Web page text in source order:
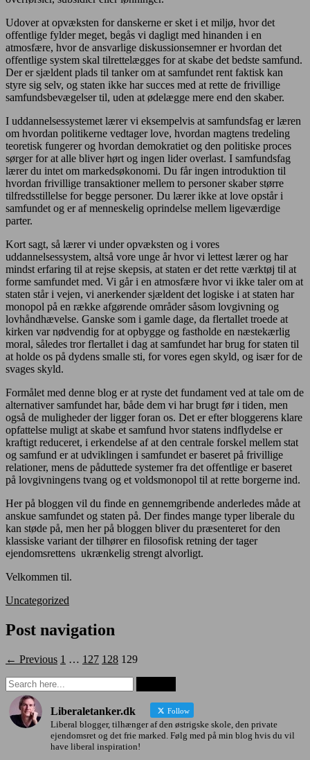
Udover at opvæksten for danskerne er sket i et miljø, hvor det
offentlige fylder meget, begås vi dagligt med hinanden i en
atmosfære, hvor de ansvarlige diskussionsemner er hvordan det
offentlige system skal tilrettelægges for at skabe det bedste samfund.
Der er sjældent plads til tanker om at samfundet rent faktisk kan
styre sig selv, og staten ikke har succes med at rette de frivillige
samfundsbevægelser til, uden at ødelægge mere end den skaber.
I uddannelsessystemet lærer vi eksempelvis at samfundsfag er læren
om hvordan politikerne vedtager love, hvordan magtens tredeling
teoretisk fungerer og hvordan demokratiet og den politiske proces
sørger for at alle bliver hørt og ingen lider overlast. I samfundsfag
lærer du intet om markedsøkonomi. Du får ingen introduktion til
hvordan frivillige transaktioner mellem to personer skaber større
tilfredsstillelse for begge personer. Du lærer ikke at love opstår i
samfundet og er af menneskelig oprindelse mellem ligeværdige
parter.
Kort sagt, så lærer vi under opvæksten og i vores
uddannelsessystem, altså vore unge år hvor vi lettest lærer og har
mindst erfaring til at rejse skepsis, at staten er det rette værktøj til at
forme samfundet med. Vi går i en atmosfære hvor vi ikke taler om at
staten står i vejen, vi anerkender sjældent det logiske i at staten har
monopol på en række afgørende områder såsom lovgivning og
lovhåndhævelse. Ganske som i gamle dage, da flertallet troede at
kirken var nødvendig for at opbygge og fastholde en næstekærlig
moral, således tror flertallet i dag at samfundet har brug for staten til
at holde os på dydens smalle sti, for vores egen skyld, og især for de
svages skyld.
Formålet med denne blog er at ryste det fundament ved at tale om de
alternativer samfundet har, både dem vi har brugt før i tiden, men
også de muligheder der ligger foran os. Det er efter bloggerens klare
opfattelse muligt at skabe et samfund hvor statens indflydelse er
kraftigt reduceret, i erkendelse af at den centrale forskel mellem stat
og samfund er at udviklingen i samfundet er baseret på frivillige
relationer, mens de påduttede systemer fra det offentlige er baseret
på lovgivningens tvang og et voldsmonopol til at rette borgerne ind.
Her på bloggen vil du finde en gennemgribende anderledes måde at
anskue samfundet og staten på. Der findes mange typer liberale du
kan støde på, men her på bloggen bliver du præsenteret for den
klassiske variant der tilhører en filosofisk retning der tager
ejendomsrettens ukrænkelig strengt alvorligt.
Velkommen til.
Uncategorized
Post navigation
← Previous 1 … 127 128 129
Liberaletanker.dk Follow
Liberal blogger, tilhænger af den østrigske skole, den private
ejendomsret og det frie marked. Følg med på min blog hvis du vil
have liberal inspiration!